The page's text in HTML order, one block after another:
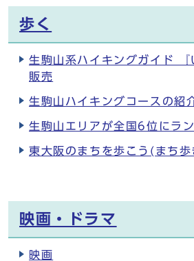
歩く
生駒山系ハイキングガイド 『
販売
生駒山ハイキングコースの紹
生駒山エリアが全国6位にラン
東大阪のまちを歩こう(まち歩
映画・ドラマ
映画